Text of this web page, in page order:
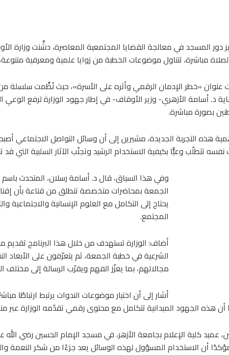
المسجد في معالجة القضايا المجتمعية المعاصرة، دشَّنت وزارة
مباشرة، تتناول موضوعات الخطبة من زوايا علمية ومعرفية
عنوان «خطر الإدمان الرقمي وأثره على الأسرة»، حيث نُظِّمت
د. أسامة الأزهري- وزير الأوقاف- في إطار جهود الوزارة لرفع
بصورة مباشرة.
هذه التجربة الجديدة، مشيرين إلى أن وسائل التواصل الاجتماعي
تتطلّب وعيًّا بكيفية الاستخدام الرشيد وتجنّب الآثار السلبية التي
وفي هذا السياق، قال د. أسامة رسلان، المتحدث
الجمعة بمحاضرات متخصصة تنطلق من قناعة بأن إقناع
يحتاج إلى التكامل مع العلوم الإنسانية والاجتماعية
المجتمع.
أضاف: الوزارة تستهدف من خلال هذا البرنامج تقديم
الشرعية في خطبة الجمعة، ثم يتعرّفون على
مجالاتهم، بما يعزّز الفهم ويقرّب الرسالة إلى مختلف
أشار إلى أن اختيار موضوعات الندوات يرتبط ارتباطًا
الجهود الميدانية تتكامل مع محتوى رقمي تقدّمه الوزارة عبر
عميد كلية الإعلام بجامعة الأزهر، في مسجد الإمام الحسين رضي
مؤكدًا أن الاستخدام المسؤول لهذه الوسائل يعد جزءًا من شكر النعمة